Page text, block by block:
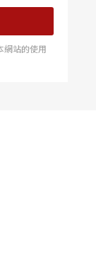
網站的使用